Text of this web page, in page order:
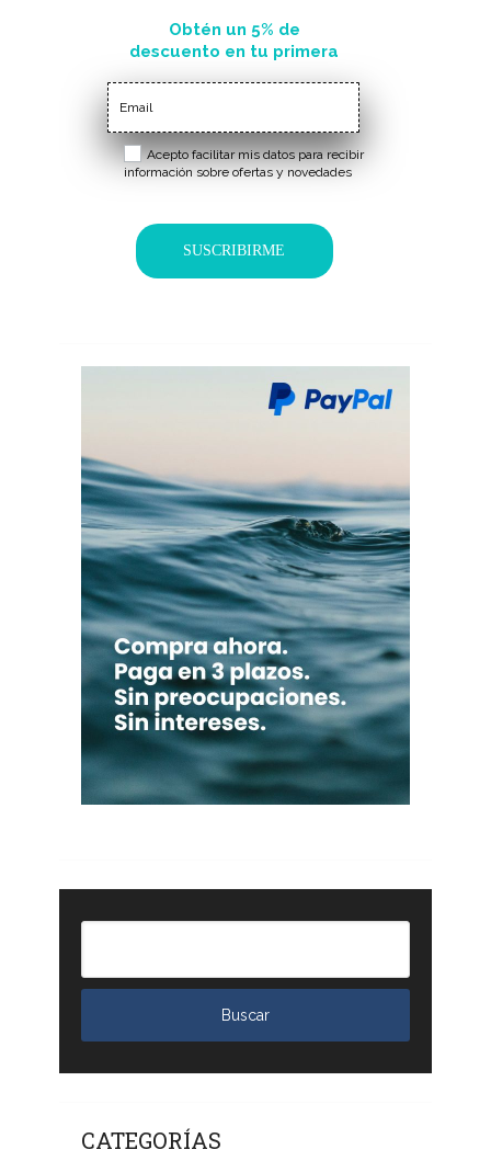
Obtén un 5% de
descuento en tu primera
SUSCRIBIRME
Acepto facilitar mis datos para recibir
información sobre ofertas y novedades
CATEGORÍAS